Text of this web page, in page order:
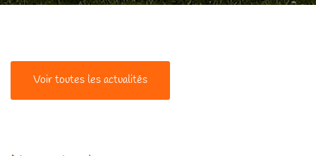
Voir toutes les actualités